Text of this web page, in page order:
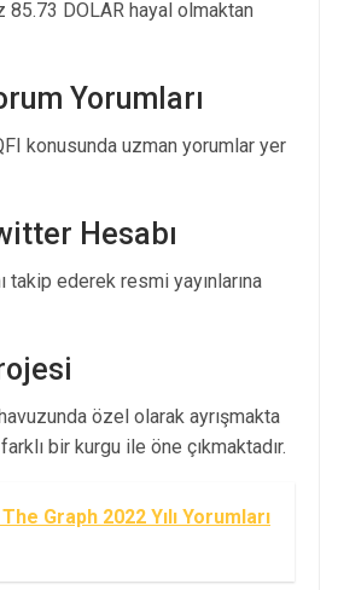
85.73 DOLAR hayal olmaktan
Yorumları
konusunda uzman yorumlar yer
Hesabı
takip ederek resmi yayınlarına
özel olarak ayrışmakta
bir kurgu ile öne çıkmaktadır.
Graph 2022 Yılı Yorumları